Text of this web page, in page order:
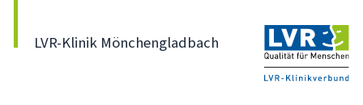
LVR-Klinik Mönchengladbach